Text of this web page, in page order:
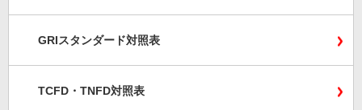
GRIスタンダード対照表
TCFD・TNFD対照表